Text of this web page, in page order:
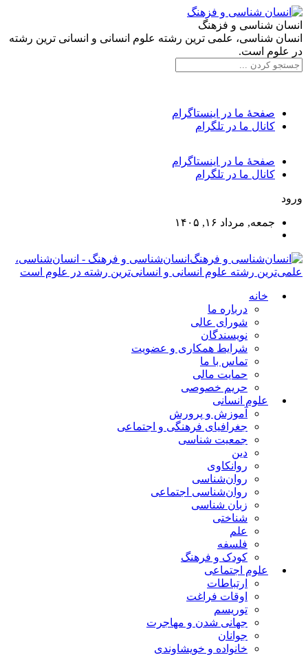
انسان شناسی و فزهنگ
انسان شناسی، علمی ترین رشته علوم انسانی و انسانی ترین رشته
در علوم است.
صفحۀ ما در اینستاگرام
کانال ما در تلگرام
صفحۀ ما در اینستاگرام
کانال ما در تلگرام
ورود
جمعه, مرداد ۱۶, ۱۴۰۵
انسان‌شناسی و فرهنگ - انسان‌شناسی،
علمی‌ترین رشته علوم انسانی و انسانی‌ترین رشته در علوم است
خانه
درباره ما
شورای عالی
نویسندگان
شرایط همکاری و عضویت
تماس با ما
حمایت مالی
حریم خصوصی
علوم انسانی
آموزش و پرورش
جغرافیای فرهنگی و اجتماعی
جمعیت شناسی
دین
روانکاوی
روان‌شناسی
روان‌شناسی اجتماعی
زبان شناسی
شناختی
علم
فلسفه
کودک و فرهنگ
علوم اجتماعی
ارتباطات
اوقات فراغت
توریسم
جهانی شدن و مهاجرت
جوانان
خانواده و خویشاوندی